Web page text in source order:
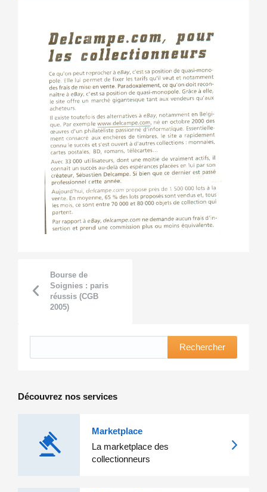
Bourse de
Soignies : paris
réussis (CGB
2005)
Rechercher
Découvrez nos services
Marketplace
La marketplace des
collectionneurs